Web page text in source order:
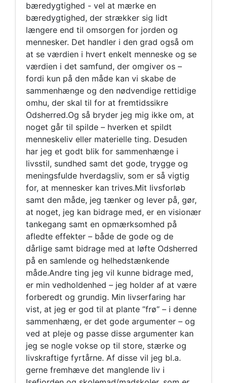
bæredygtighed - vel at mærke en
bæredygtighed, der strækker sig lidt
længere end til omsorgen for jorden og
mennesker. Det handler i den grad også om
at se værdien i hvert enkelt menneske og se
værdien i det samfund, der omgiver os –
fordi kun på den måde kan vi skabe de
sammenhænge og den nødvendige rettidige
omhu, der skal til for at fremtidssikre
Odsherred.Og så bryder jeg mig ikke om, at
noget går til spilde – hverken et spildt
menneskeliv eller materielle ting. Desuden
har jeg et godt blik for sammenhænge i
livsstil, sundhed samt det gode, trygge og
meningsfulde hverdagsliv, som er så vigtig
for, at mennesker kan trives.Mit livsforløb
samt den måde, jeg tænker og lever på, gør,
at noget, jeg kan bidrage med, er en visionær
tankegang samt en opmærksomhed på
afledte effekter – både de gode og de
dårlige samt bidrage med at løfte Odsherred
på en samlende og helhedstænkende
måde.Andre ting jeg vil kunne bidrage med,
er min vedholdenhed – jeg holder af at være
forberedt og grundig. Min livserfaring har
vist, at jeg er god til at plante ”frø” – i denne
sammenhæng, er det gode argumenter – og
ved at pleje og passe disse argumenter kan
jeg se nogle vokse op til store, stærke og
livskraftige fyrtårne. Af disse vil jeg bl.a.
gerne fremhæve det manglende liv i